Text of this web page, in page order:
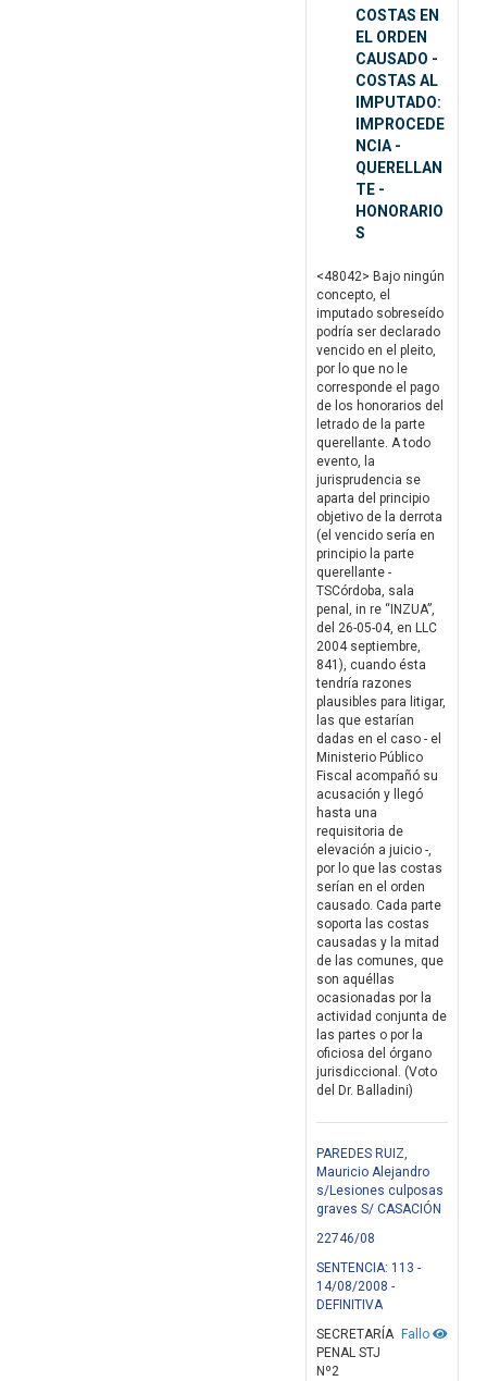
COSTAS EN
EL ORDEN
CAUSADO -
COSTAS AL
IMPUTADO:
IMPROCEDE
NCIA -
QUERELLAN
TE -
HONORARIO
S
<48042> Bajo ningún
concepto, el
imputado sobreseído
podría ser declarado
vencido en el pleito,
por lo que no le
corresponde el pago
de los honorarios del
letrado de la parte
querellante. A todo
evento, la
jurisprudencia se
aparta del principio
objetivo de la derrota
(el vencido sería en
principio la parte
querellante -
TSCórdoba, sala
penal, in re “INZUA”,
del 26-05-04, en LLC
2004 septiembre,
841), cuando ésta
tendría razones
plausibles para litigar,
las que estarían
dadas en el caso - el
Ministerio Público
Fiscal acompañó su
acusación y llegó
hasta una
requisitoria de
elevación a juicio -,
por lo que las costas
serían en el orden
causado. Cada parte
soporta las costas
causadas y la mitad
de las comunes, que
son aquéllas
ocasionadas por la
actividad conjunta de
las partes o por la
oficiosa del órgano
jurisdiccional. (Voto
del Dr. Balladini)
PAREDES RUIZ,
Mauricio Alejandro
s/Lesiones culposas
graves S/ CASACIÓN
22746/08
SENTENCIA: 113 -
14/08/2008 -
DEFINITIVA
Fallo
SECRETARÍA
PENAL STJ
Nº2